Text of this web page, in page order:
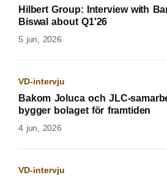
Hilbert Group: Interview with
Biswal about Q1'26
5 jun, 2026
VD-intervju
Bakom Joluca och JLC-
bygger bolaget för framtiden
4 jun, 2026
VD-intervju